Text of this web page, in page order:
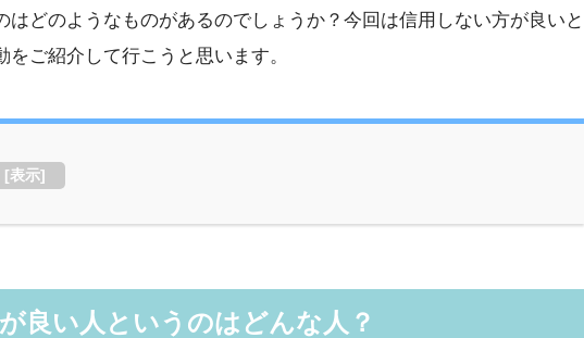
はどのようなものがあるのでしょうか？今回は信用しない方が良いと
ご紹介して行こうと思います。
[表示]
良い人というのはどんな人？